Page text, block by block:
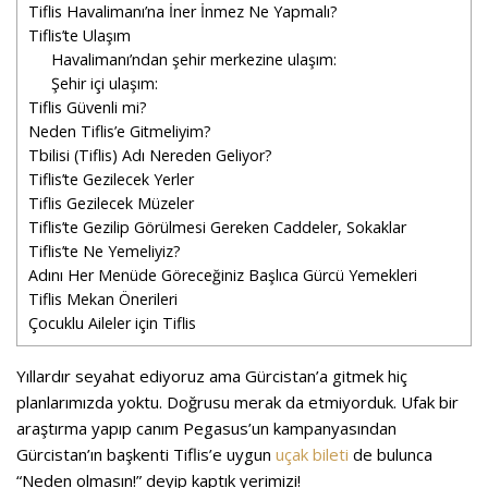
Tiflis Havalimanı’na İner İnmez Ne Yapmalı?
Tiflis’te Ulaşım
Havalimanı’ndan şehir merkezine ulaşım:
Şehir içi ulaşım:
Tiflis Güvenli mi?
Neden Tiflis’e Gitmeliyim?
Tbilisi (Tiflis) Adı Nereden Geliyor?
Tiflis’te Gezilecek Yerler
Tiflis Gezilecek Müzeler
Tiflis’te Gezilip Görülmesi Gereken Caddeler, Sokaklar
Tiflis’te Ne Yemeliyiz?
Adını Her Menüde Göreceğiniz Başlıca Gürcü Yemekleri
Tiflis Mekan Önerileri
Çocuklu Aileler için Tiflis
Yıllardır seyahat ediyoruz ama Gürcistan’a gitmek hiç
planlarımızda yoktu. Doğrusu merak da etmiyorduk. Ufak bir
araştırma yapıp canım Pegasus’un kampanyasından
Gürcistan’ın başkenti Tiflis’e uygun uçak bileti de bulunca
“Neden olmasın!” deyip kaptık yerimizi!